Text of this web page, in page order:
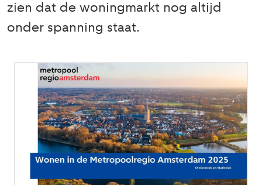
zien dat de woningmarkt nog altijd
onder spanning staat.